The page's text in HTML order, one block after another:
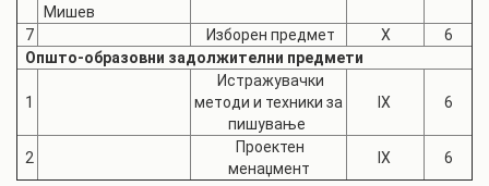
Мишев
7 Изборен предмет X
6
Општо-образовни задолжителни предмети
1
Истражувачки
методи и техники за
пишување
IX 6
2
Проектен
менаџмент
IX 6